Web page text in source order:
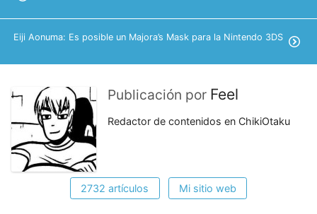
Eiji Aonuma: Es posible un Majora’s Mask para la Nintendo 3DS
Publicación por Feel
Redactor de contenidos en ChikiOtaku
2732 artículos Mi sitio web